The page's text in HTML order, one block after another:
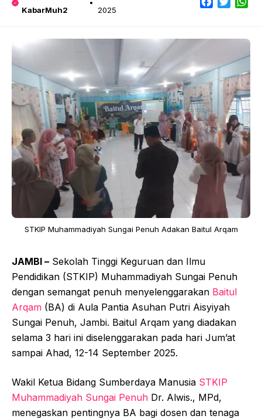
KabarMuh2 2025
STKIP Muhammadiyah Sungai Penuh Adakan Baitul Arqam
JAMBI – Sekolah Tinggi Keguruan dan Ilmu
Pendidikan (STKIP) Muhammadiyah Sungai Penuh
dengan semangat penuh menyelenggarakan Baitul
Arqam (BA) di Aula Pantia Asuhan Putri Aisyiyah
Sungai Penuh, Jambi. Baitul Arqam yang diadakan
selama 3 hari ini diselenggarakan pada hari Jum’at
sampai Ahad, 12-14 September 2025.
Wakil Ketua Bidang Sumberdaya Manusia STKIP
Muhammadiyah Sungai Penuh Dr. Alwis., MPd,
menegaskan pentingnya BA bagi dosen dan tenaga